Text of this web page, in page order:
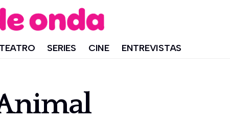
TEATRO SERIES CINE ENTREVISTAS